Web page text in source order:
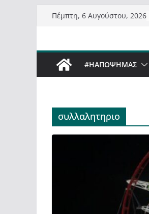
Μετάβαση
Πέμπτη, 6 Αυγούστου, 2026
#ΗΑΠΟΨΗΜΑΣ
συλλαλητηριο